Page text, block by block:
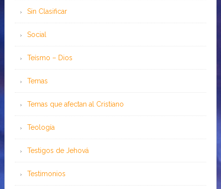
Sin Clasificar
Social
Teísmo – Dios
Temas
Temas que afectan al Cristiano
Teología
Testigos de Jehová
Testimonios